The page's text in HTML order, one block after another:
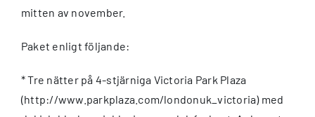
mitten av november.
Paket enligt följande:
* Tre nätter på 4-stjärniga Victoria Park Plaza
(http://www.parkplaza.com/londonuk_victoria) med